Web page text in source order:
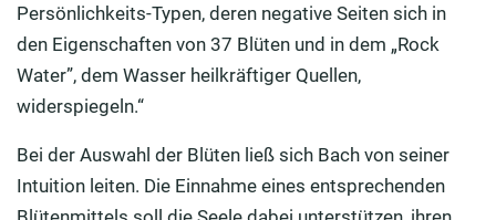
Persönlichkeits-Typen, deren negative Seiten sich in
den Eigenschaften von 37 Blüten und in dem „Rock
Water”, dem Wasser heilkräftiger Quellen,
widerspiegeln.“
Bei der Auswahl der Blüten ließ sich Bach von seiner
Intuition leiten. Die Einnahme eines entsprechenden